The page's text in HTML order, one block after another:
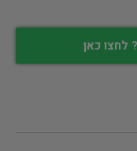
לחצו כאן